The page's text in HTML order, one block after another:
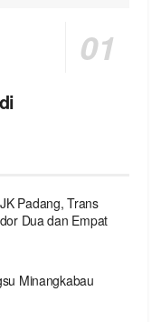
Padang, Trans
Dua dan Empat
Minangkabau